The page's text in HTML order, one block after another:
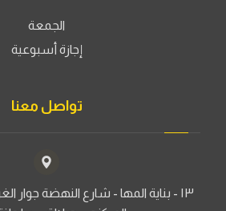
الجمعة
إجازة أسبوعية
تواصل معنا
١٣ - بناية المها - شارع النهضة جوار